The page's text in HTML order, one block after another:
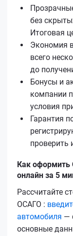
без
Итоговая
Экономия
всего
до
Бонусы и
компании
условия
Гарантия
проверить
Как оформить
онлайн за 5
Рассчитайте
ОСАГО :
автомобиля —
основные